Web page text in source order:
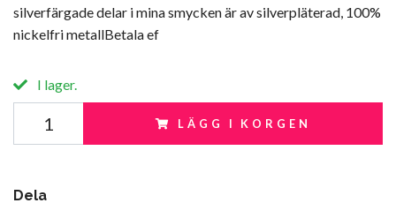
silverfärgade delar i mina smycken är av silverpläterad, 100%
nickelfri metallBetala ef
I lager.
LÄGG I KORGEN
Dela